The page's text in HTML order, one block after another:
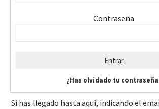
Contraseña
¿Has olvidado tu
Si has llegado hasta aquí, indicando el